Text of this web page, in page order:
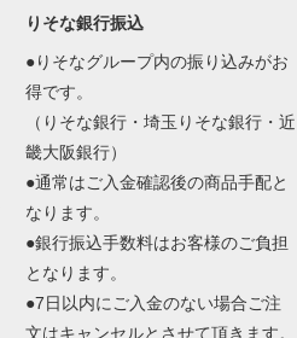
りそな銀行振込
●りそなグループ内の振り込みがお
得です。
（りそな銀行・埼玉りそな銀行・近
畿大阪銀行）
●通常はご入金確認後の商品手配と
なります。
●銀行振込手数料はお客様のご負担
となります。
●7日以内にご入金のない場合ご注
文はキャンセルとさせて頂きます。